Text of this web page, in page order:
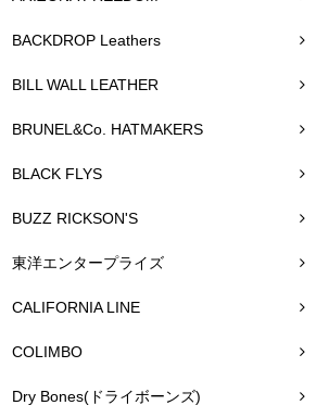
BACKDROP Leathers
BILL WALL LEATHER
BRUNEL&Co. HATMAKERS
BLACK FLYS
BUZZ RICKSON'S
東洋エンタープライズ
CALIFORNIA LINE
COLIMBO
Dry Bones(ドライボーンズ)